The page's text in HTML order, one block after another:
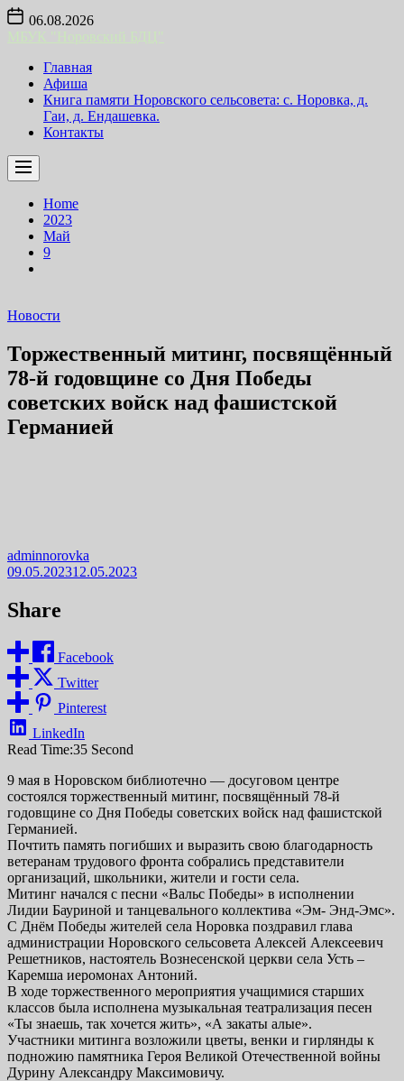
Skip
content
06.08.2026
Главная
Афиша
Книга памяти Норовского сельсовета: с. Норовка, д.
Гаи, д. Ендашевка.
Контакты
Home
2023
Май
9
Новости
Торжественный митинг, посвящённый
78-й годовщине со Дня Победы
советских войск над фашистской
Германией
adminnorovka
09.05.202312.05.2023
Share
Facebook
Twitter
Pinterest
LinkedIn
Read Time:35 Second
9 мая в Норовском библиотечно — досуговом центре
состоялся торжественный митинг, посвящённый 78-й
годовщине со Дня Победы советских войск над фашистской
Германией.
Почтить память погибших и выразить свою благодарность
ветеранам трудового фронта собрались представители
организаций, школьники, жители и гости села.
Митинг начался с песни «Вальс Победы» в исполнении
Лидии Бауриной и танцевального коллектива «Эм- Энд-Эмс».
С Днём Победы жителей села Норовка поздравил глава
администрации Норовского сельсовета Алексей Алексеевич
Решетников, настоятель Вознесенской церкви села Усть –
Каремша иеромонах Антоний.
В ходе торжественного мероприятия учащимися старших
классов была исполнена музыкальная театрализация песен
«Ты знаешь, так хочется жить», «А закаты алые».
Участники митинга возложили цветы, венки и гирлянды к
подножию памятника Героя Великой Отечественной войны
Дурину Александру Максимовичу.